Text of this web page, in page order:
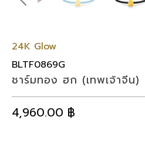
24K Glow
BLTF0869G
ชาร์มทอง ฮก (เทพเจ้าจีน)
4,960.00 ฿